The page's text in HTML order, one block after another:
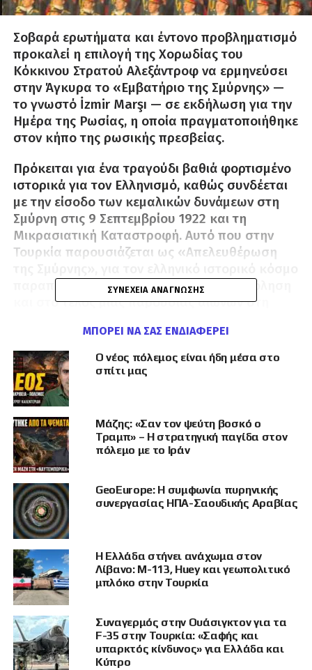
Σοβαρά ερωτήματα και έντονο προβληματισμό
προκαλεί η επιλογή της Χορωδίας του
Κόκκινου Στρατού Αλεξάντροφ να ερμηνεύσει
στην Άγκυρα το «Εμβατήριο της Σμύρνης» —
το γνωστό İzmir Marşı — σε εκδήλωση για την
Ημέρα της Ρωσίας, η οποία πραγματοποιήθηκε
στον κήπο της ρωσικής πρεσβείας.
Πρόκειται για ένα τραγούδι βαθιά φορτισμένο
ιστορικά για τον Ελληνισμό, καθώς συνδέεται
με την είσοδο των κεμαλικών δυνάμεων στη
Σμύρνη στις 9 Σεπτεμβρίου 1922 και τη
Μικρασιατική Καταστροφή. Αυτό που στην
Τουρκία παρουσιάζεται ως «Απελευθέρωση
παραπέμπει σε ξεριζωμό, σφαγές, πυρπόληση
και στο τέλος μιας παρουσίας αιώνων στη
Η επιλογή του συγκεκριμένου κομματιού από
ένα τόσο εμβληματικό ρωσικό στρατιωτικό
μουσικό σύνολο δεν μπορεί να περάσει
απαρατήρητη. Δεν επρόκειτο για μια απλή
πολιτιστική εμφάνιση, αλλά για παράσταση σε
διπλωματικό περιβάλλον, αμέσως μετά τις
επίσημες ομιλίες, ενώπιον Τούρκων
αξιωματούχων και εκπροσώπων ξένων
αποστολών.
Στην εκδήλωση οικοδεσπότης ήταν ο Ρώσος
πρέσβης στην Άγκυρα, Σεργκέι Βερσίνιν, ενώ
το παρών έδωσαν υψηλόβαθμα στελέχη της
τουρκικής πολιτικής σκηνής. Ανάμεσά τους ο
υφυπουργός Εξωτερικών της Τουρκίας,
πρέσβης Μούσα Κουλακλικαγιά, καθώς και ο
πρώην υπουργός Εθνικής Άμυνας και
βουλευτής του AKP στην Καισάρεια, Χουλουσί
Ακάρ.
ΣΥΝΈΧΕΙΑ ΑΝΆΓΝΩΣΗΣ
ΜΠΟΡΕΊ ΝΑ ΣΑΣ ΕΝΔΙΑΦΈΡΕΙ
Ο νέος πόλεμος είναι ήδη μέσα στο
σπίτι μας
Μάζης: «Σαν τον ψεύτη βοσκό ο
Τραμπ» – Η στρατηγική παγίδα στον
πόλεμο με το Ιράν
GeoEurope: Η συμφωνία πυρηνικής
συνεργασίας ΗΠΑ-Σαουδικής Αραβίας
Η Ελλάδα στήνει ανάχωμα στον
Λίβανο: M-113, Huey και γεωπολιτικό
μπλόκο στην Τουρκία
Συναγερμός στην Ουάσιγκτον για τα
F-35 στην Τουρκία: «Σαφής και
υπαρκτός κίνδυνος» για Ελλάδα και
Κύπρο